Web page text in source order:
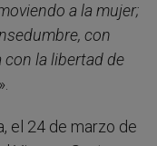
a la mujer;
con
la libertad de
».
el 24 de marzo de